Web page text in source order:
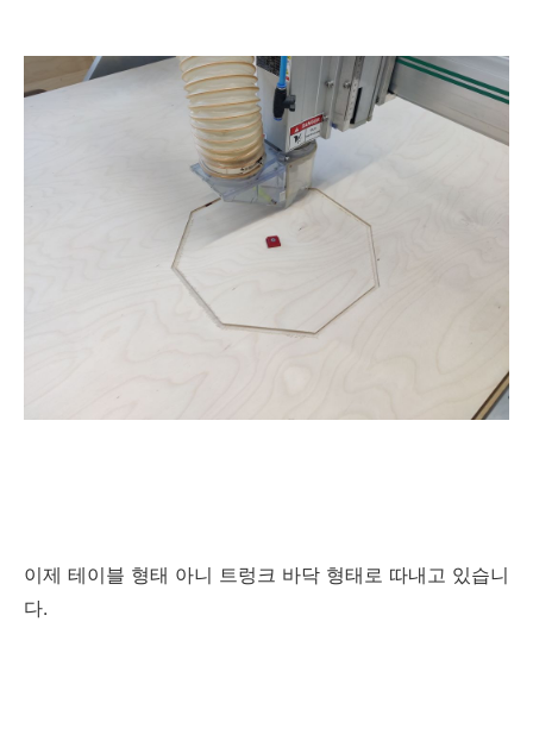
이제 테이블 형태 아니 트렁크 바닥 형태로 따내고 있습니
다.